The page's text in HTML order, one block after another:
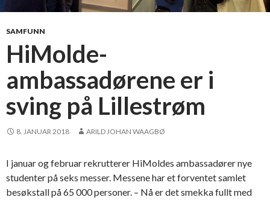
SAMFUNN
HiMolde-
ambassadørene er i
sving på Lillestrøm
8. JANUAR 2018 ARILD JOHAN WAAGBØ
I januar og februar rekrutterer HiMoldes ambassadører nye
studenter på seks messer. Messene har et forventet samlet
besøkstall på 65 000 personer. – Nå er det smekka fullt med